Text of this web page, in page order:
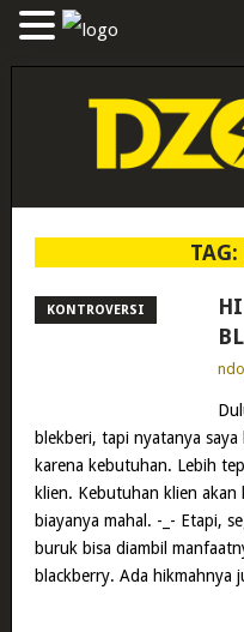
TAG:
KONTROVERSI
blekberi, tapi nyatanya
karena kebutuhan. Lebih
klien. Kebutuhan klien
biayanya mahal. -_- Etapi,
buruk bisa diambil
blackberry. Ada